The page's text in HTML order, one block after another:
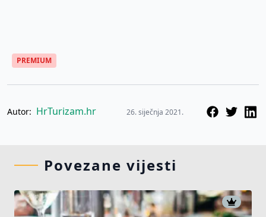
PREMIUM
Autor: HrTurizam.hr 26. siječnja 2021.
Povezane vijesti